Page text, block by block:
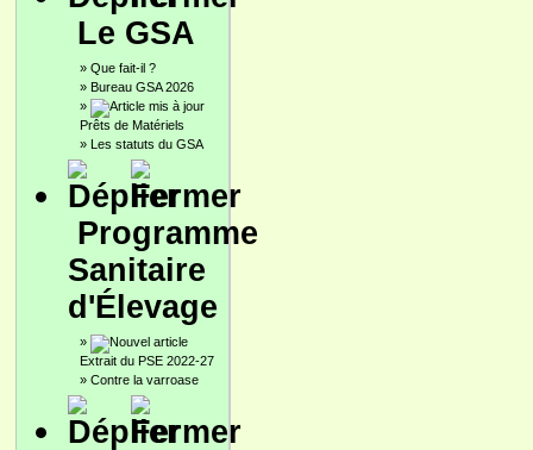
Le GSA
» Que fait-il ?
» Bureau GSA 2026
»
Prêts de Matériels
» Les statuts du GSA
Programme
Sanitaire
d'Élevage
»
Extrait du PSE 2022-27
» Contre la varroase